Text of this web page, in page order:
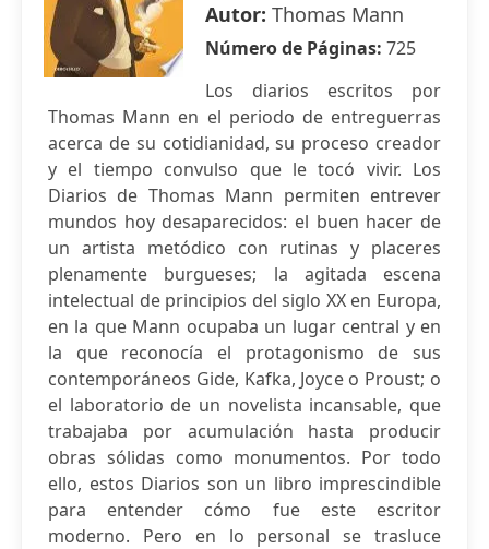
Autor: Thomas Mann
Número de Páginas: 725
Los diarios escritos por
Thomas Mann en el periodo de entreguerras
acerca de su cotidianidad, su proceso creador
y el tiempo convulso que le tocó vivir. Los
Diarios de Thomas Mann permiten entrever
mundos hoy desaparecidos: el buen hacer de
un artista metódico con rutinas y placeres
plenamente burgueses; la agitada escena
intelectual de principios del siglo XX en Europa,
en la que Mann ocupaba un lugar central y en
la que reconocía el protagonismo de sus
contemporáneos Gide, Kafka, Joyce o Proust; o
el laboratorio de un novelista incansable, que
trabajaba por acumulación hasta producir
obras sólidas como monumentos. Por todo
ello, estos Diarios son un libro imprescindible
para entender cómo fue este escritor
moderno. Pero en lo personal se trasluce